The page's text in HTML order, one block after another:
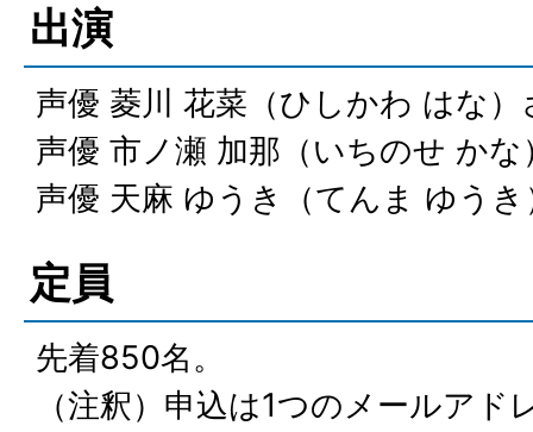
出演
声優 菱川 花菜（ひしかわ はな
声優 市ノ瀬 加那（いちのせ か
声優 天麻 ゆうき（てんま ゆう
定員
先着850名。
（注釈）申込は1つのメールア